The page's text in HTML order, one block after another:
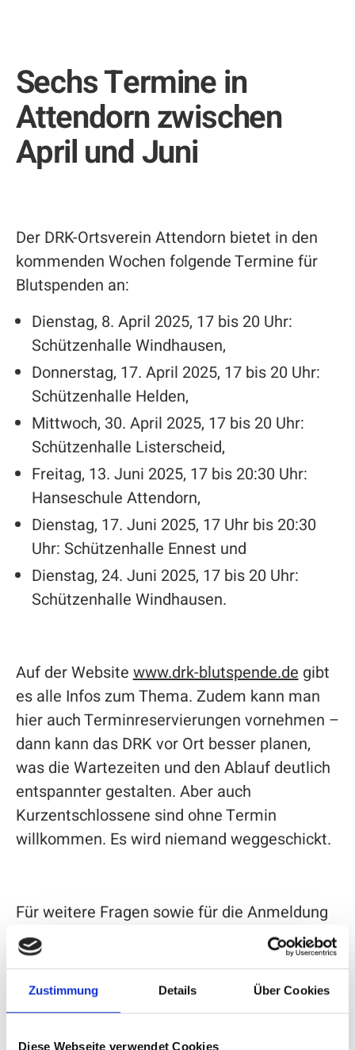
Zustimmung Details Über Cookies
Diese Webseite verwendet Cookies
Sechs Termine in
Attendorn zwischen
April und Juni
Der DRK-Ortsverein Attendorn bietet in den
kommenden Wochen folgende Termine für
Blutspenden an:
Dienstag, 8. April 2025, 17 bis 20 Uhr:
Schützenhalle Windhausen,
Donnerstag, 17. April 2025, 17 bis 20 Uhr:
Schützenhalle Helden,
Mittwoch, 30. April 2025, 17 bis 20 Uhr:
Schützenhalle Listerscheid,
Freitag, 13. Juni 2025, 17 bis 20:30 Uhr:
Hanseschule Attendorn,
Dienstag, 17. Juni 2025, 17 Uhr bis 20:30
Uhr: Schützenhalle Ennest und
Dienstag, 24. Juni 2025, 17 bis 20 Uhr:
Schützenhalle Windhausen.
Auf der Websitewww.drk-blutspende.degibt
es alle Infos zum Thema. Zudem kann man
hier auch Terminreservierungen vornehmen –
dann kann das DRK vor Ort besser planen,
was die Wartezeiten und den Ablauf deutlich
entspannter gestalten. Aber auch
Kurzentschlossene sind ohne Termin
willkommen. Es wird niemand weggeschickt.
Für weitere Fragen sowie für die Anmeldung
können Interessierte sich auch unter der
Telefonnummer 0800 1194911 an die
kostenfreie Spenderhotline des
Blutspendedienstes wenden.